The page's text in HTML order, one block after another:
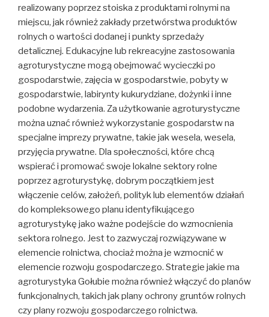
realizowany poprzez stoiska z produktami rolnymi na
miejscu, jak również zakłady przetwórstwa produktów
rolnych o wartości dodanej i punkty sprzedaży
detalicznej. Edukacyjne lub rekreacyjne zastosowania
agroturystyczne mogą obejmować wycieczki po
gospodarstwie, zajęcia w gospodarstwie, pobyty w
gospodarstwie, labirynty kukurydziane, dożynki i inne
podobne wydarzenia. Za użytkowanie agroturystyczne
można uznać również wykorzystanie gospodarstw na
specjalne imprezy prywatne, takie jak wesela, wesela,
przyjęcia prywatne. Dla społeczności, które chcą
wspierać i promować swoje lokalne sektory rolne
poprzez agroturystykę, dobrym początkiem jest
włączenie celów, założeń, polityk lub elementów działań
do kompleksowego planu identyfikującego
agroturystykę jako ważne podejście do wzmocnienia
sektora rolnego. Jest to zazwyczaj rozwiązywane w
elemencie rolnictwa, chociaż można je wzmocnić w
elemencie rozwoju gospodarczego. Strategie jakie ma
agroturystyka Gołubie można również włączyć do planów
funkcjonalnych, takich jak plany ochrony gruntów rolnych
czy plany rozwoju gospodarczego rolnictwa.